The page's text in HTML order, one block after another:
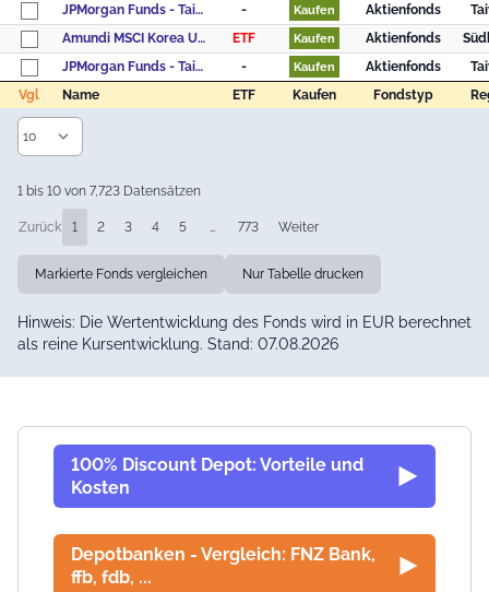
Vgl Name ETF Kaufen Fondstyp
JPMorgan Funds - Taiwan Fund - JPM Taiwan A (acc) - USD
- Kaufen Aktienfonds
Amundi MSCI Korea UCITS ETF Acc
ETF Kaufen Aktienfonds
JPMorgan Funds - Taiwan Fund - JPM Taiwan A (acc) - EUR
- Kaufen Aktienfonds
Vgl
Name ETF Kaufen Fondstyp
1 bis 10 von 7,723 Datensätzen
Zurück 1 2 3 4 5 … 773 Weiter
Markierte Fonds vergleichen Nur Tabelle drucken
Hinweis: Die Wertentwicklung des Fonds wird in EUR berechnet
als reine Kursentwicklung. Stand: 07.08.2026
100% Discount Depot: Vorteile und
Kosten
Depotbanken - Vergleich: FNZ Bank,
ffb, fdb, ...